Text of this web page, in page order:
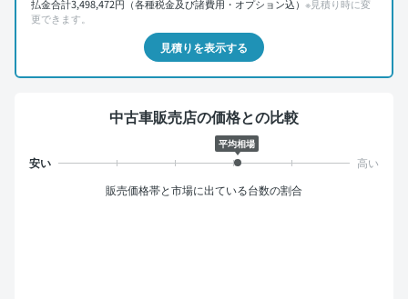
払金合計3,498,472円（各種税金及び諸費用・オプション込） ※見積り時に変
更できます。
見積りを表示する
中古車販売店の価格との比較
平均相場
販売価格帯と市場に出ている台数の割合